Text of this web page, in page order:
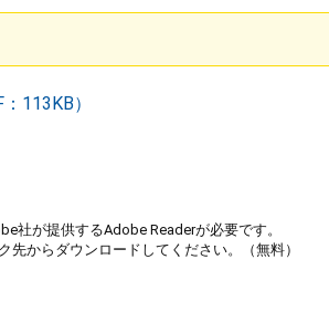
113KB）
社が提供するAdobe Readerが必要です。
からダウンロードしてください。（無料）